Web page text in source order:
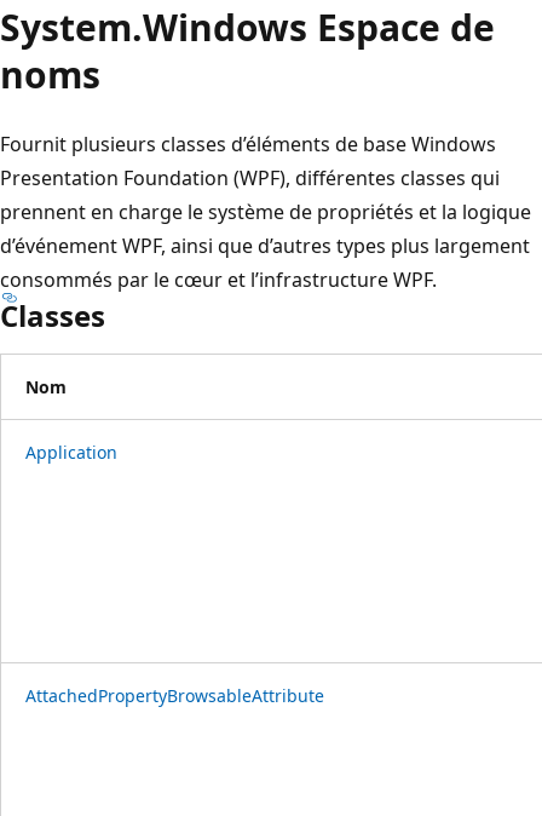
System.Windows Espace de
noms
Fournit plusieurs classes d’éléments de base Windows
Presentation Foundation (WPF), différentes classes qui
prennent en charge le système de propriétés et la logique
d’événement WPF, ainsi que d’autres types plus largement
consommés par le cœur et l’infrastructure WPF.
Classes
Nom
Application
AttachedPropertyBrowsableAttribute